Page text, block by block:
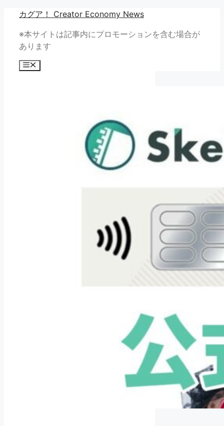
カグア！ Creator Economy News
※本サイトは記事内にプロモーションを含む場合が
あります
メ